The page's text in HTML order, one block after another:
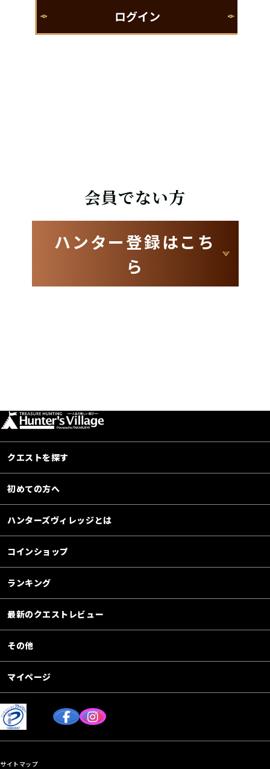
会員でない方
ハンター登録はこち
ら
クエストを探す
初めての方へ
ハンターズヴィレッジとは
コインショップ
ランキング
最新のクエストレビュー
その他
マイページ
サイトマップ